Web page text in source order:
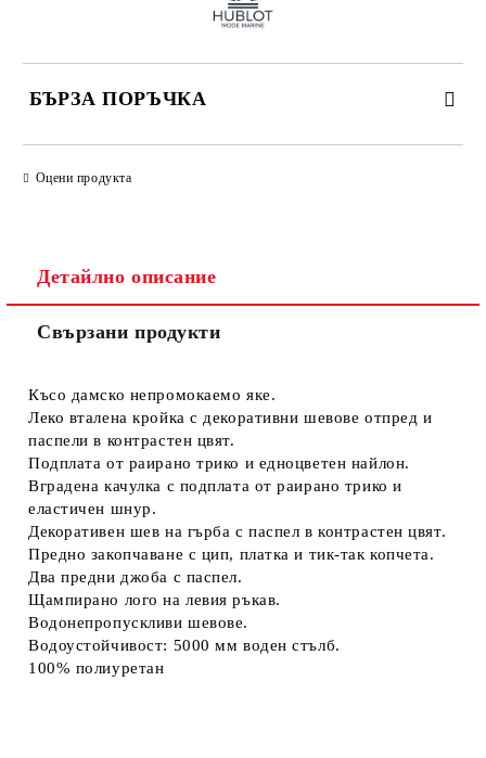
БЪРЗА ПОРЪЧКА
Ние ще се свържем с вас в рамките на работния ден.
Оцени продукта
Детайлно описание
Свързани продукти
Късо дамско непромокаемо яке.
Леко вталена кройка с декоративни шевове отпред и
паспели в контрастен цвят.
Подплата от раирано трико и едноцветен найлон.
Вградена качулка с подплата от раирано трико и
еластичен шнур.
Декоративен шев на гърба с паспел в контрастен цвят.
Предно закопчаване с цип, платка и тик-так копчета.
Два предни джоба с паспел.
Щампирано лого на левия ръкав.
Водонепропускливи шевове.
Водоустойчивост: 5000 мм воден стълб.
100% полиуретан